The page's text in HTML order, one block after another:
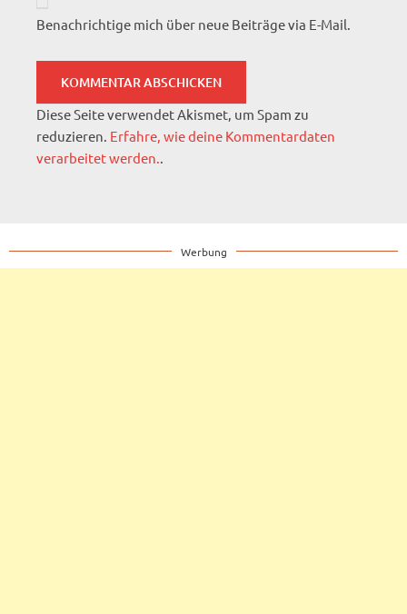
Benachrichtige mich über neue Beiträge via E-Mail.
Diese Seite verwendet Akismet, um Spam zu
reduzieren. Erfahre, wie deine Kommentardaten
verarbeitet werden..
Werbung